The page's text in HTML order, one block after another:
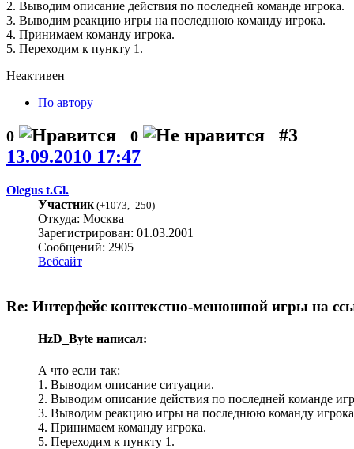
2. Выводим описание действия по последней команде игрока.
3. Выводим реакцию игры на последнюю команду игрока.
4. Принимаем команду игрока.
5. Переходим к пункту 1.
Неактивен
По автору
0 0
#3
13.09.2010 17:47
Olegus t.Gl.
Участник(+1073, -250)
Откуда: Москва
Зарегистрирован: 01.03.2001
Сообщений: 2905
Вебсайт
Re: Интерфейс контекстно-менюшной игры на
HzD_Byte написал:
А что если так:
1. Выводим описание ситуации.
2. Выводим описание действия по последней команде
3. Выводим реакцию игры на последнюю команду
4. Принимаем команду игрока.
5. Переходим к пункту 1.